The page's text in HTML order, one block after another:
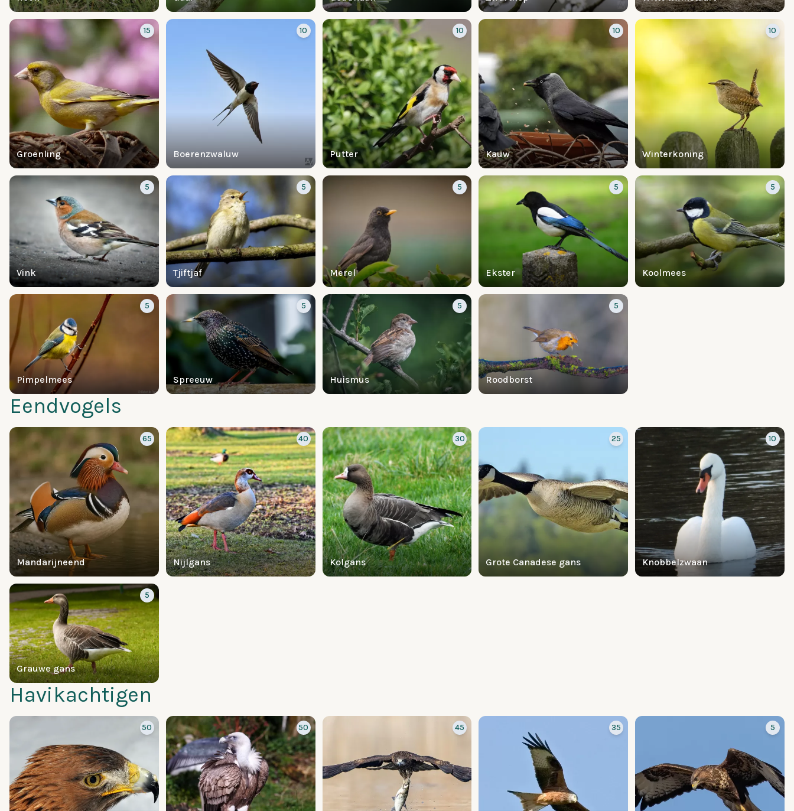
Groenling
15
Boerenzwaluw
10
Putter
10
Kauw
10
Winterkoning
10
Vink
5
Tjiftjaf
5
Merel
5
Ekster
5
Koolmees
5
Pimpelmees
5
Spreeuw
5
Huismus
5
Roodborst
5
Eendvogels
Mandarijneend
65
Nijlgans
40
Kolgans
30
Grote Canadese gans
25
Knobbelzwaan
10
Grauwe gans
5
Havikachtigen
50 50 45 35 5